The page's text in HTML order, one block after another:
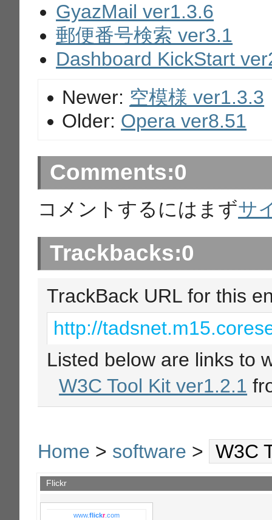
GyazMail ver1.3.6
郵便番号検索 ver3.1
Dashboard KickStart
Newer: 空模様 ver1.3.3
Older: Opera ver8.51
Comments:0
コメントするにはまずサ
Trackbacks:0
TrackBack URL for this
http://
Listed below are links to
W3C Tool Kit ver1.2.1
Home > software > W3C
Flickr
www.flickr.com